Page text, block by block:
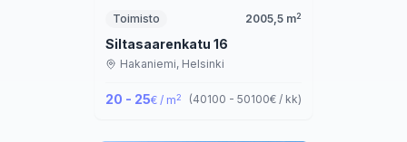
Toimisto 2005,5 m2
Siltasaarenkatu 16
Hakaniemi, Helsinki
20 - 25€ / m2 (40100 - 50100€ / kk)